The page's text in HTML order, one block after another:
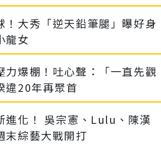
！大秀「逆天鉛筆腿」曝好身
龍女
力爆棚！吐心聲：「一直先觀
20年再聚首
進化！ 吳宗憲、Lulu、陳漢
綜藝大戰開打